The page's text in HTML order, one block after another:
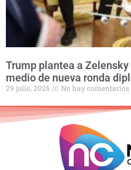
Trump plantea a
medio de nueva ronda
29 julio, 2026 No hay comentarios